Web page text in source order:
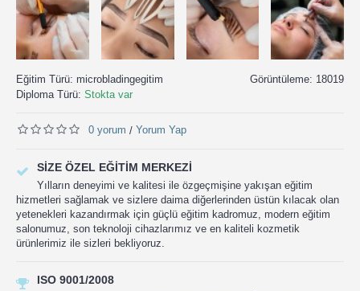
Görüntüleme: 18019
Eğitim Türü: microbladingegitim
Diploma Türü: Stokta var
0 yorum / Yorum Yap
SIZE ÖZEL EĞITIM MERKEZI
Yılların deneyimi ve kalitesi ile özgeçmişine yakışan eğitim
hizmetleri sağlamak ve sizlere daima diğerlerinden üstün kılacak olan
yetenekleri kazandırmak için güçlü eğitim kadromuz, modern eğitim
salonumuz, son teknoloji cihazlarımız ve en kaliteli kozmetik
ürünlerimiz ile sizleri bekliyoruz.
ISO 9001/2008